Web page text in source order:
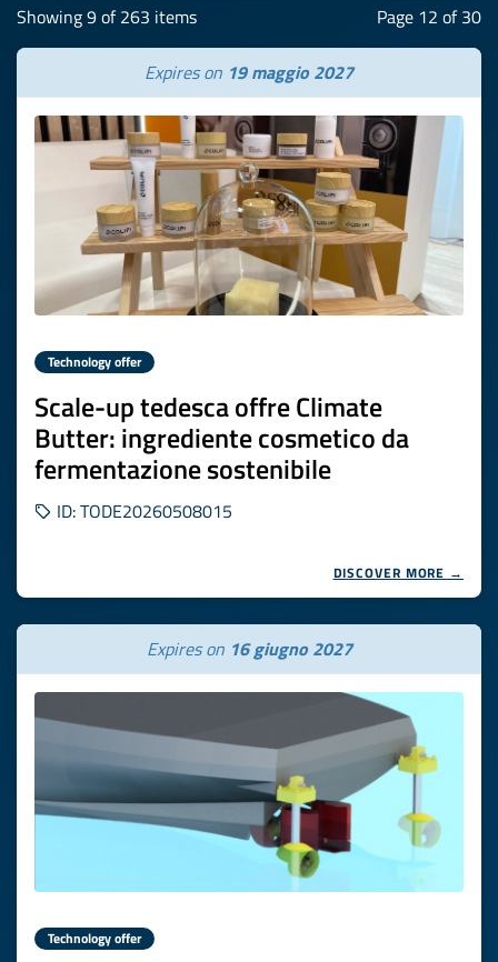
Showing 9 of 263 items Page 12 of 30
Expires on 19 maggio 2027
Technology offer
Scale-up tedesca offre Climate
Butter: ingrediente cosmetico da
fermentazione sostenibile
ID: TODE20260508015
DISCOVER MORE →
Expires on 16 giugno 2027
Technology offer